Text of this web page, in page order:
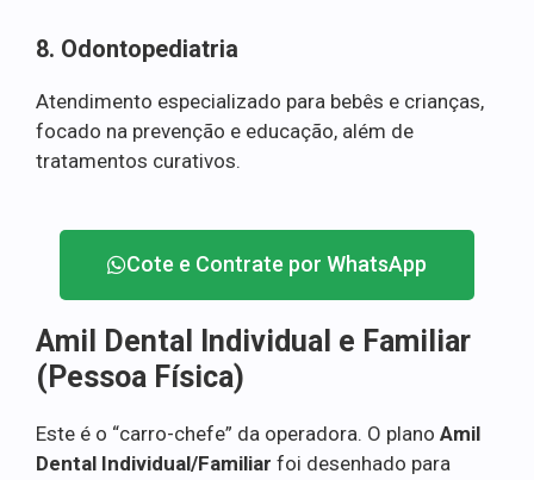
8. Odontopediatria
Atendimento especializado para bebês e crianças,
focado na prevenção e educação, além de
tratamentos curativos.
Cote e Contrate por WhatsApp
Amil Dental Individual e Familiar
(Pessoa Física)
Este é o “carro-chefe” da operadora. O plano Amil
Dental Individual/Familiar foi desenhado para